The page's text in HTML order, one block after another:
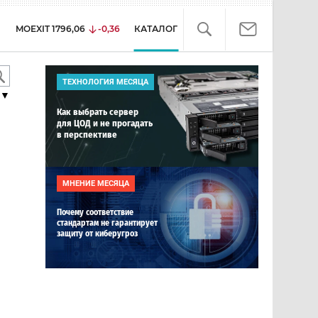
MOEXIT 1796,06 -0,36 КАТАЛОГ
ТЕХНОЛОГИЯ МЕСЯЦА
Как выбрать сервер
для ЦОД и не прогадать
в перспективе
МНЕНИЕ МЕСЯЦА
Почему соответствие
стандартам не гарантирует
защиту от киберугроз